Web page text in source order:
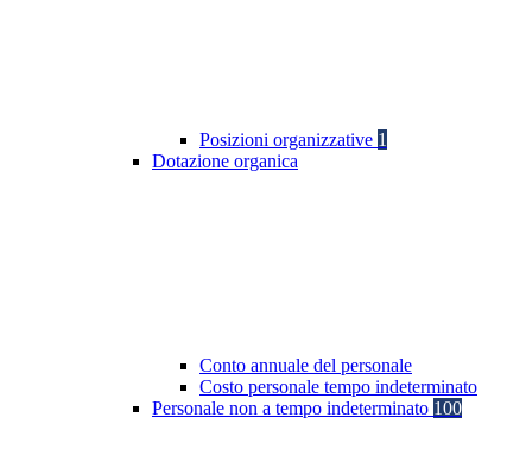
Posizioni organizzative 1
Dotazione organica
Conto annuale del personale
Costo personale tempo indeterminato
Personale non a tempo indeterminato 100